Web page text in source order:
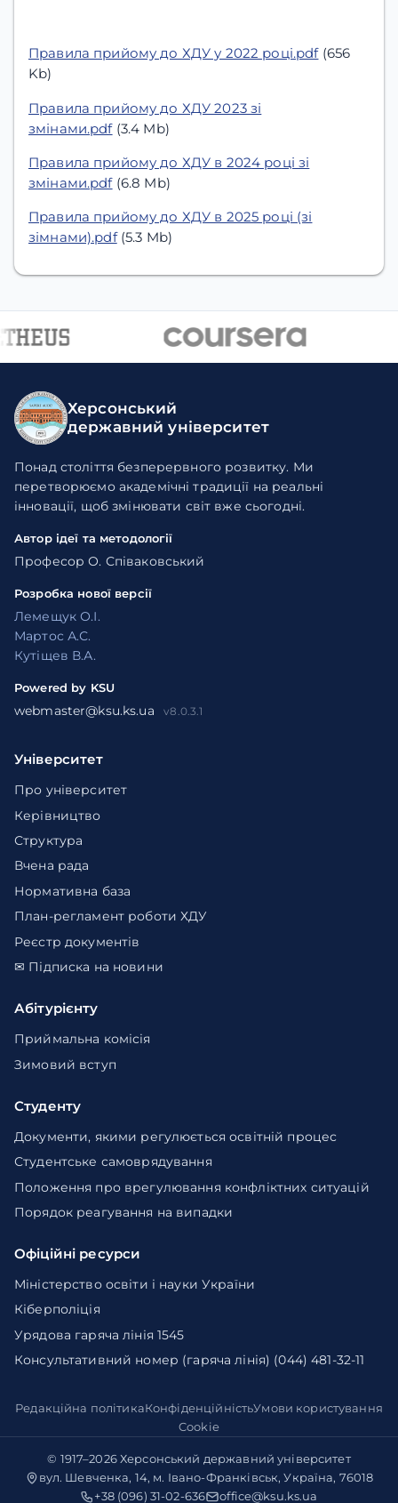
Правила прийому до ХДУ у 2022 році.pdf(656
Kb)
Правила прийому до ХДУ 2023 зі
змінами.pdf(3.4 Mb)
Правила прийому до ХДУ в 2024 році зі
змінами.pdf(6.8 Mb)
Правила прийому до ХДУ в 2025 році (зі
зімнами).pdf(5.3 Mb)
Херсонський
державний університет
Понад століття безперервного розвитку. Ми
перетворюємо академічні традиції на реальні
інновації, щоб змінювати світ вже сьогодні.
Автор ідеї та методології
Професор О. Співаковський
Розробка нової версії
Лемещук О.І.
Мартос А.С.
Кутіщев В.А.
Powered by KSU
webmaster@ksu.ks.ua v8.0.3.1
Університет
Про університет
Керівництво
Структура
Вчена рада
Нормативна база
План-регламент роботи ХДУ
Реєстр документів
✉ Підписка на новини
Абітурієнту
Приймальна комісія
Зимовий вступ
Студенту
Документи, якими регулюється освітній процес
Студентське самоврядування
Положення про врегулювання конфліктних ситуацій
Порядок реагування на випадки
Офіційні ресурси
Міністерство освіти і науки України
Кіберполіція
Урядова гаряча лінія 1545
Консультативний номер (гаряча лінія) (044) 481-32-11
Редакційна політикаКонфіденційністьУмови користування
Cookie
© 1917–2026Херсонський державний університет
вул. Шевченка, 14, м. Івано-Франківськ, Україна, 76018
+38 (096) 31-02-636
office@ksu.ks.ua